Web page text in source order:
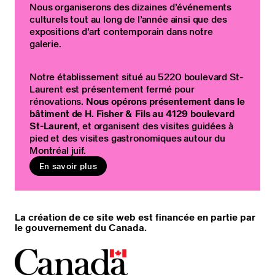
Nous organiserons des dizaines d’événements
culturels tout au long de l’année ainsi que des
expositions d’art contemporain dans notre
galerie.
Notre établissement situé au 5220 boulevard St-
Laurent est présentement fermé pour
rénovations. Nous opérons présentement dans le
bâtiment de H. Fisher & Fils au 4129 boulevard
St-Laurent, et organisent des visites guidées à
pied et des visites gastronomiques autour du
Montréal juif.
En savoir plus
La création de ce site web est financée en partie par
le gouvernement du Canada.